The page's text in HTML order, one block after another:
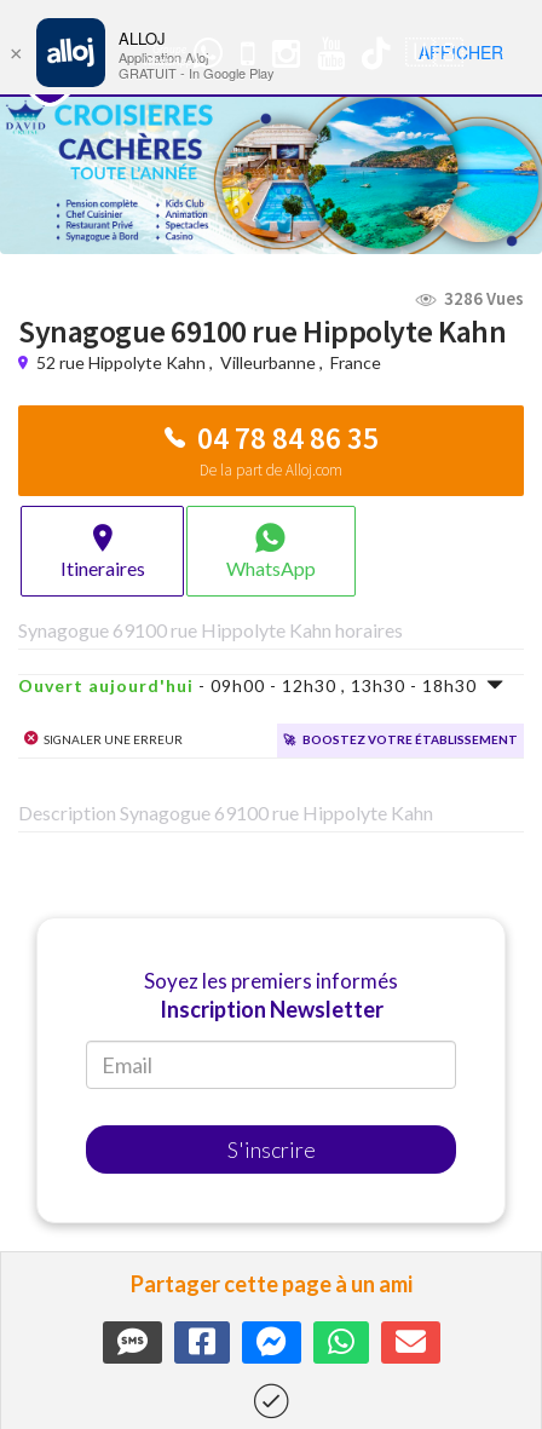
Groupe
WhatsApp
🇺🇸 Nav
3286 Vues
Synagogue 69100 rue Hippolyte Kahn
52 rue Hippolyte Kahn , Villeurbanne, France
04 78 84 86 35
De la part de Alloj.com
Itineraires WhatsApp
Synagogue 69100 rue Hippolyte Kahn horaires
Ouvert aujourd'hui - 09h00 - 12h30 , 13h30 - 18h30
Signaler une erreur 🚀 Boostez votre établissement
Description Synagogue 69100 rue Hippolyte Kahn
Soyez les premiers informés
Inscription Newsletter
S'inscrire
Partager cette page à un ami
×
ALLOJ
Application Alloj
GRATUIT - In Google Play
AFFICHER